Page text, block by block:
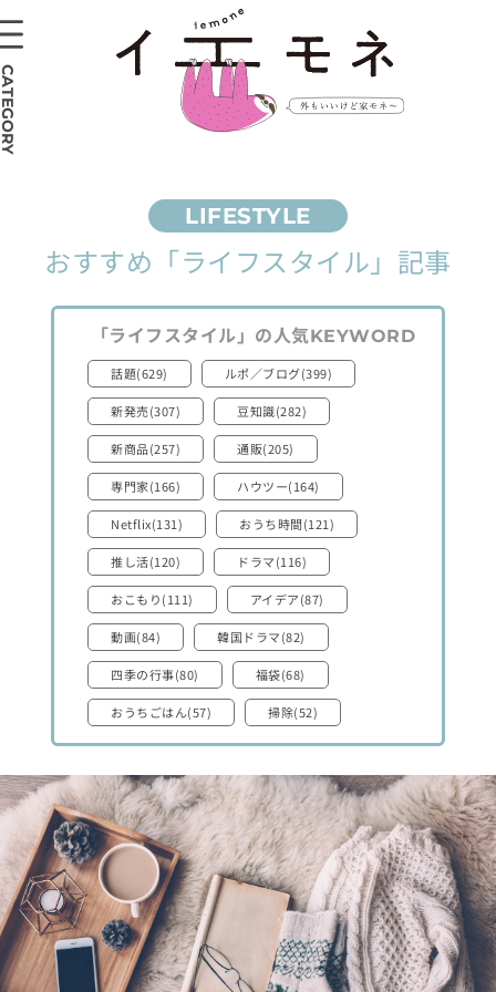
おすすめ 「ライフスタイル」 記事
「ライフスタイル」 の人気KEYWORD
話題(629) ルポ／ブログ(399)
新発売(307) 豆知識(282)
新商品(257) 通販(205)
専門家(166) ハウツー(164)
Netflix(131) おうち時間(121)
推し活(120) ドラマ(116)
おこもり(111) アイデア(87)
動画(84) 韓国ドラマ(82)
四季の行事(80) 福袋(68)
おうちごはん(57) 掃除(52)